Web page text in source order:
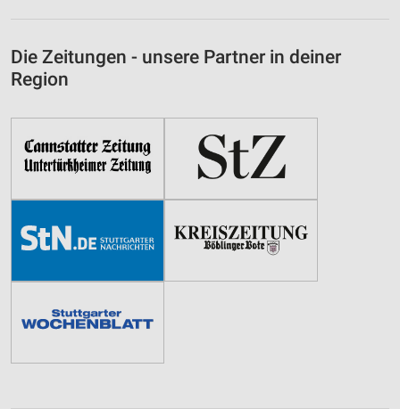
Die Zeitungen - unsere Partner in deiner
Region